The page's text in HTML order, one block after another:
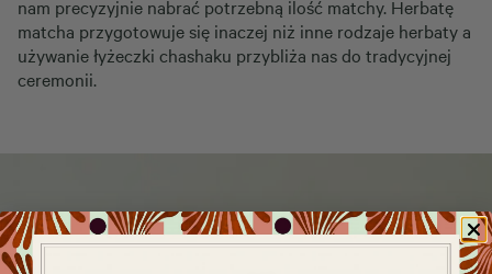
nam precyzyjnie nabrać potrzebną ilość matchy. Herbatę
matcha przygotowuje się inaczej niż inne rodzaje herbaty a
używanie łyżeczki chashaku przybliża nas do tradycyjnej
ceremonii.